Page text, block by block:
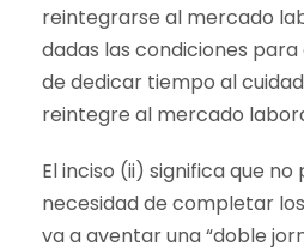
reintegrarse al mercado
dadas las condiciones
de dedicar tiempo al
reintegre al mercado
El inciso (ii) significa que no
necesidad de completar
va a aventar una “doble